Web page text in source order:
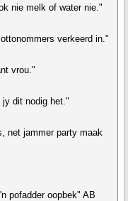
nie melk of water nie."
verkeerd in."
vrou."
dit nodig het."
net jammer party maak
pofadder oopbek" AB